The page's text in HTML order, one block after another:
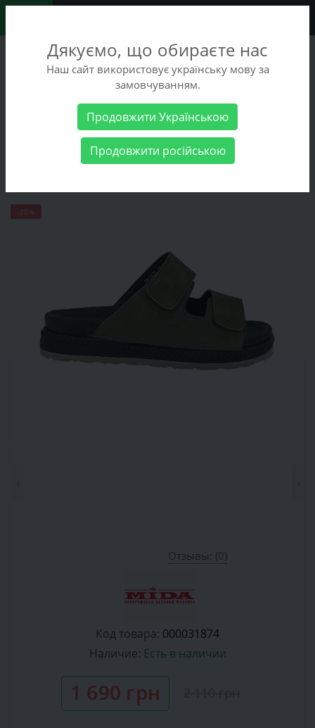
+38 (068) 486-90-09
+38 (093) 486-90-09
Женские товары Женская обувь Шлёпанцы Mida 25357(25)
Шлёпанцы Mida 25357(25)
-20%
Отзывы: (0)
Код товара: 000031874
Наличие: Есть в наличии
1 690 грн
Дякуємо, що обираєте нас
Наш сайт використовує українську мову за
замовчуванням.
Продовжити Українською
Продовжити російською